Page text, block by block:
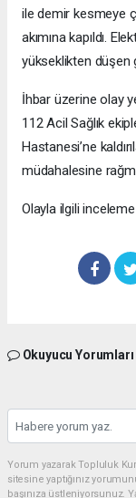
ile demir kesmeye
akımına kapıldı.
yükseklikten düşen
İhbar üzerine olay
112 Acil Sağlık
Hastanesi’ne
müdahalesine
Olayla ilgili inceleme
Okuyucu Yorumları
Yorum yazarak Topluluk
sitesine yaptığınız
başınıza üstleniyorsunuz.